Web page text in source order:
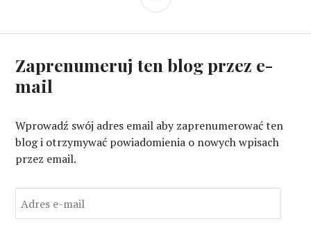
Zaprenumeruj ten blog przez e-
mail
Wprowadź swój adres email aby zaprenumerować ten
blog i otrzymywać powiadomienia o nowych wpisach
przez email.
d